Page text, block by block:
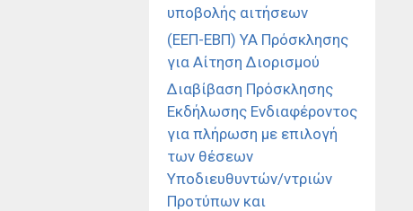
υποβολής αιτήσεων
(ΕΕΠ-ΕΒΠ) ΥΑ Πρόσκλησης
για Αίτηση Διορισμού
Διαβίβαση Πρόσκλησης
Εκδήλωσης Ενδιαφέροντος
για πλήρωση με επιλογή
των θέσεων
Υποδιευθυντών/ντριών
Προτύπων και